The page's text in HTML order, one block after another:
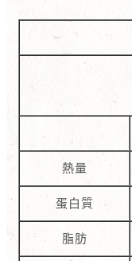
熱量
蛋白質
脂肪